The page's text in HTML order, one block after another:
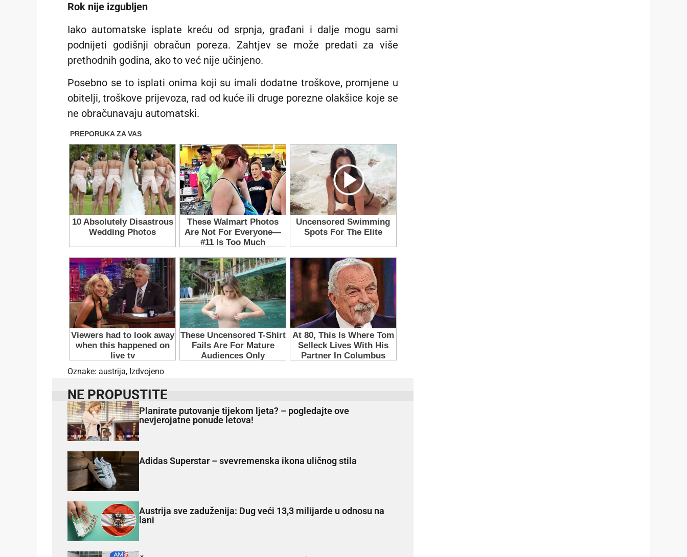
Rok nije izgubljen
Iako automatske isplate kreću od srpnja, građani i dalje mogu sami
podnijeti godišnji obračun poreza. Zahtjev se može predati za više
prethodnih godina, ako to već nije učinjeno.
Posebno se to isplati onima koji su imali dodatne troškove, promjene u
obitelji, troškove prijevoza, rad od kuće ili druge porezne olakšice koje se
ne obračunavaju automatski.
Oznake: austrija, Izdvojeno
NE PROPUSTITE
Planirate putovanje tijekom ljeta? – pogledajte ove
nevjerojatne ponude letova!
Adidas Superstar – svevremenska ikona uličnog stila
Austrija sve zaduženija: Dug veći 13,3 milijarde u odnosu na
lani